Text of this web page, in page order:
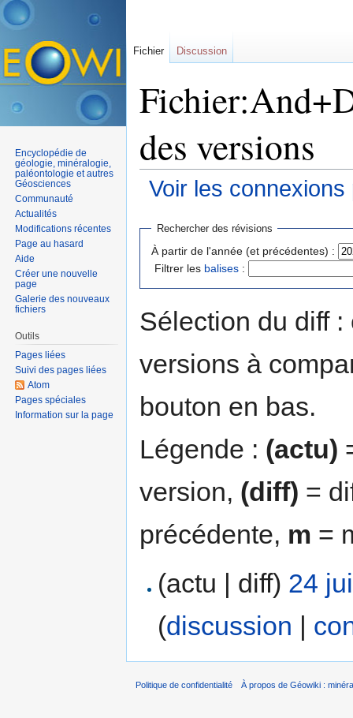
des versions
Voir les
Rechercher des révisions
À partir de l'année (et précédentes) :
Filtrer les balises :
Sélection du diff
versions à
bouton en bas.
Légende : (actu)
version, (diff) =
précédente, m =
(actu | diff) 24
(discussion |
Fichier Discussion
Encyclopédie de
géologie, minéralogie,
paléontologie et autres
Géosciences
Communauté
Actualités
Modifications récentes
Page au hasard
Aide
Créer une nouvelle
page
Galerie des nouveaux
fichiers
Outils
Pages liées
Suivi des pages liées
Atom
Pages spéciales
Information sur la page
Politique de confidentialité À propos de Géowiki :